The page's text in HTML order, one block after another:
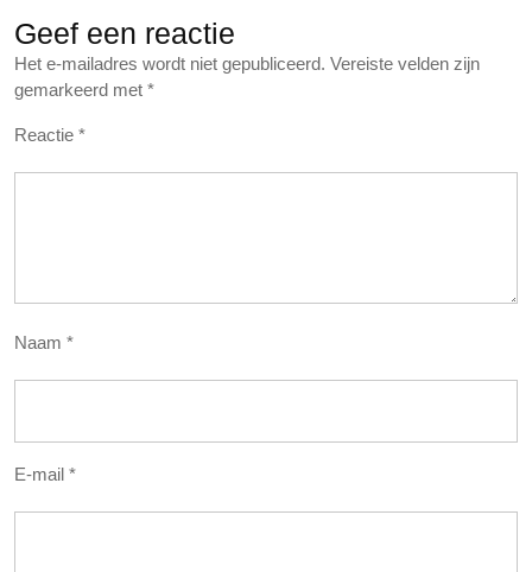
Geef een reactie
Het e-mailadres wordt niet gepubliceerd. Vereiste velden zijn
gemarkeerd met *
Reactie *
Naam *
E-mail *